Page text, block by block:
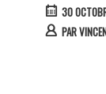
30
PAR